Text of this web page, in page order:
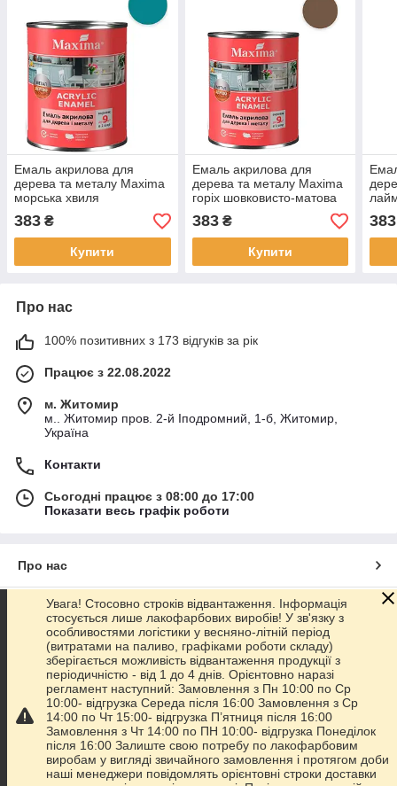
Емаль акрилова для
дерева та металу Maxima
морська хвиля
шовковисто-матова 0.75л
для зовнішніх і внутрішніх
робіт стійка до вологи
383 ₴
Купити
Емаль акрилова для
дерева та металу Maxima
горіх шовковисто-матова
внутрішніх робіт стійка до
вологи
383₴
Купити
383
Про нас
100% позитивних з 173 відгуків за рік
Працює з 22.08.2022
м. Житомир
м.. Житомир пров. 2-й Іподромний, 1-б, Житомир,
Україна
Контакти
Сьогодні працює з 08:00 до 17:00
Показати весь графік роботи
Про нас
Контакти
Доставка та оплата
Графік роботи
Повна версія сайту
Сайт створено на маркетплейсі Prom.ua
Увага! Стосовно строків відвантаження. Інформація
стосується лише лакофарбових виробів! У зв'язку з
особливостями логістики у весняно-літній період
(витратами на паливо, графіками роботи складу)
зберігається можливість відвантаження продукції з
періодичністю - від 1 до 4 днів. Орієнтовно наразі
регламент наступний: Замовлення з Пн 10:00 по Ср
10:00- відгрузка Середа після 16:00 Замовлення з Ср
14:00 по Чт 15:00- відгрузка П’ятниця після 16:00
Замовлення з Чт 14:00 по ПН 10:00- відгрузка Понеділок
після 16:00 Залиште свою потребу по лакофарбовим
виробам у вигляді звичайного замовлення і протягом доби
наші менеджери повідомлять орієнтовні строки доставки